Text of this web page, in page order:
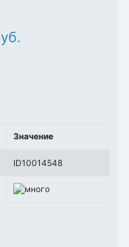
Значение
ID10014548